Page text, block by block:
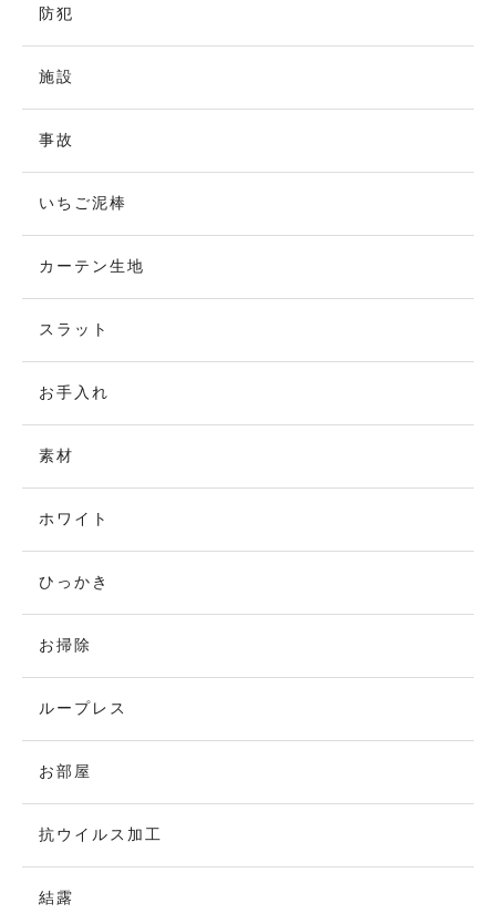
防犯
施設
事故
いちご泥棒
カーテン生地
スラット
お手入れ
素材
ホワイト
ひっかき
お掃除
ループレス
お部屋
抗ウイルス加工
結露